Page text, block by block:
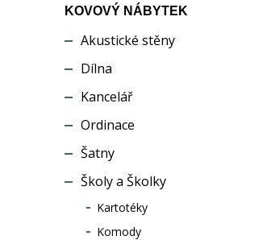
KOVOVÝ NÁBYTEK
Akustické stěny
Dílna
Kancelář
Ordinace
Šatny
Školy a Školky
Kartotéky
Komody